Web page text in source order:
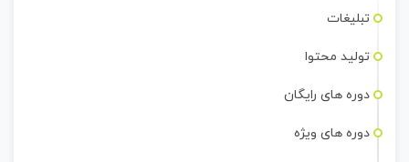
تبلیغات
تولید محتوا
دوره های رایگان
دوره های ویژه